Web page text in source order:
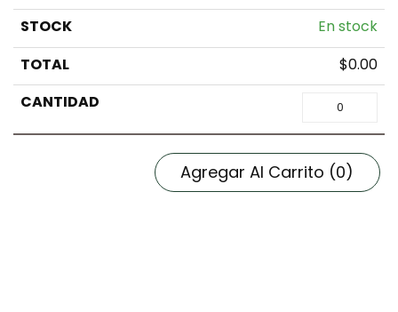
En stock
$0.00
Agregar Al Carrito (0)